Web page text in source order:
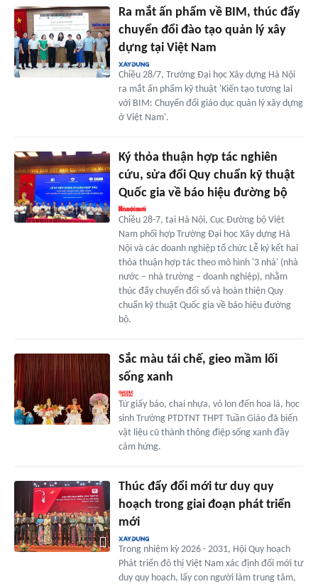
Ra mắt ấn phẩm về BIM, thúc đẩy
chuyển đổi đào tạo quản lý xây
dựng tại Việt Nam
Chiều 28/7, Trường Đại học Xây dựng Hà Nội
ra mắt ấn phẩm kỹ thuật 'Kiến tạo tương lai
với BIM: Chuyển đổi giáo dục quản lý xây dựng
ở Việt Nam'.
Ký thỏa thuận hợp tác nghiên
cứu, sửa đổi Quy chuẩn kỹ thuật
Quốc gia về báo hiệu đường bộ
Chiều 28-7, tại Hà Nội, Cục Đường bộ Việt
Nam phối hợp Trường Đại học Xây dựng Hà
Nội và các doanh nghiệp tổ chức Lễ ký kết hai
thỏa thuận hợp tác theo mô hình '3 nhà' (nhà
nước – nhà trường – doanh nghiệp), nhằm
thúc đẩy chuyển đổi số và hoàn thiện Quy
chuẩn kỹ thuật Quốc gia về báo hiệu đường
bộ.
Sắc màu tái chế, gieo mầm lối
sống xanh
Từ giấy báo, chai nhựa, vỏ lon đến hoa lá, học
sinh Trường PTDTNT THPT Tuần Giáo đã biến
vật liệu cũ thành thông điệp sống xanh đầy
cảm hứng.
Thúc đẩy đổi mới tư duy quy
hoạch trong giai đoạn phát triển
mới
Trong nhiệm kỳ 2026 - 2031, Hội Quy hoạch
Phát triển đô thị Việt Nam xác định đổi mới tư
duy quy hoạch, lấy con người làm trung tâm,